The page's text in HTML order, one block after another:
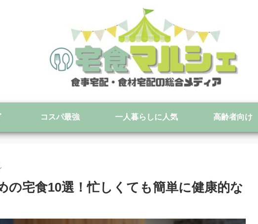
コスパ最強 一人暮らしに人気 高齢者向け
の宅食10選！忙しくても簡単に健康的な